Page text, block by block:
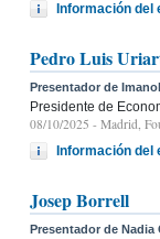
Información del
Pedro Luis
Presentador de
Presidente de
08/10/2025 - Madrid,
Información del
Josep Borrell
Presentador de Nadia